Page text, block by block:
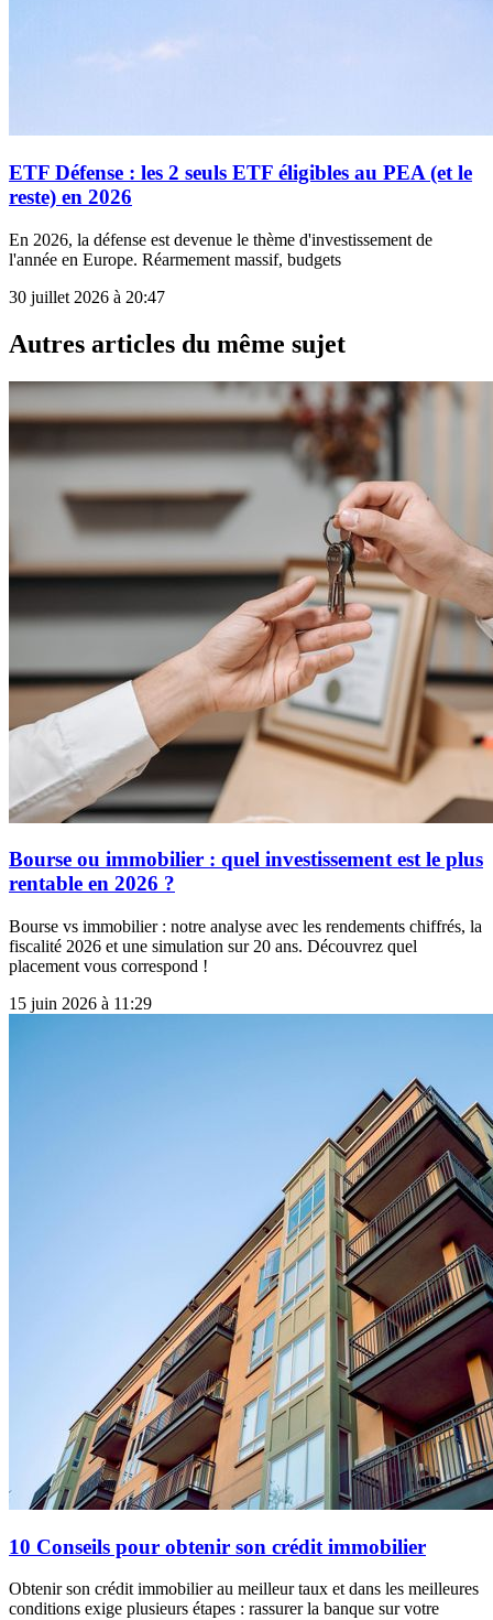
ETF Défense : les 2 seuls ETF éligibles au PEA (et le
reste) en 2026
En 2026, la défense est devenue le thème d'investissement de
l'année en Europe. Réarmement massif, budgets
30 juillet 2026 à 20:47
Autres articles du même sujet
Bourse ou immobilier : quel investissement est le plus
rentable en 2026 ?
Bourse vs immobilier : notre analyse avec les rendements chiffrés, la
fiscalité 2026 et une simulation sur 20 ans. Découvrez quel
placement vous correspond !
15 juin 2026 à 11:29
10 Conseils pour obtenir son crédit immobilier
Obtenir son crédit immobilier au meilleur taux et dans les meilleures
conditions exige plusieurs étapes : rassurer la banque sur votre